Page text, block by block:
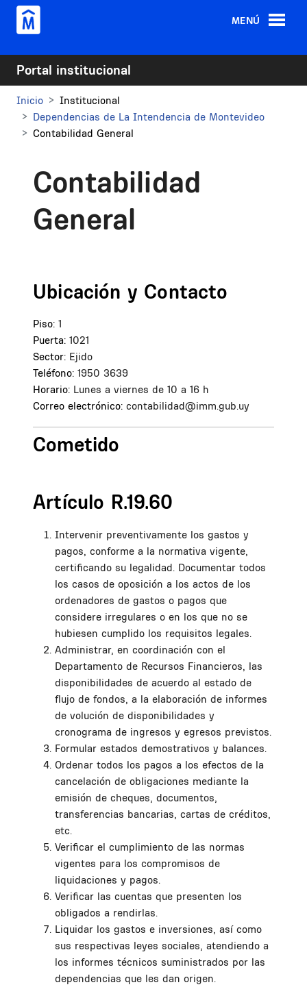
Pasar al contenido principal
MENÚ
Portal institucional
Inicio
Institucional
Dependencias de La Intendencia de Montevideo
Contabilidad General
Contabilidad
General
Ubicación y Contacto
Piso: 1
Puerta: 1021
Sector: Ejido
Teléfono: 1950 3639
Horario: Lunes a viernes de 10 a 16 h
Correo electrónico: contabilidad@imm.gub.uy
Cometido
Artículo R.19.60
Intervenir preventivamente los gastos y
pagos, conforme a la normativa vigente,
certificando su legalidad. Documentar todos
los casos de oposición a los actos de los
ordenadores de gastos o pagos que
considere irregulares o en los que no se
hubiesen cumplido los requisitos legales.
Administrar, en coordinación con el
Departamento de Recursos Financieros, las
disponibilidades de acuerdo al estado de
flujo de fondos, a la elaboración de informes
de volución de disponibilidades y
cronograma de ingresos y egresos previstos.
Formular estados demostrativos y balances.
Ordenar todos los pagos a los efectos de la
cancelación de obligaciones mediante la
emisión de cheques, documentos,
transferencias bancarias, cartas de créditos,
etc.
Verificar el cumplimiento de las normas
vigentes para los compromisos de
liquidaciones y pagos.
Verificar las cuentas que presenten los
obligados a rendirlas.
Liquidar los gastos e inversiones, así como
sus respectivas leyes sociales, atendiendo a
los informes técnicos suministrados por las
dependencias que les dan origen.